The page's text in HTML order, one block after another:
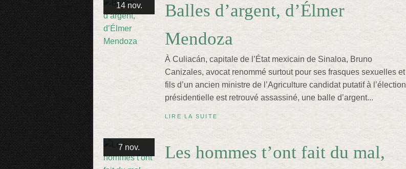
14 nov.
Balles d’argent, d’Élmer
Mendoza
À Culiacán, capitale de l’État mexicain de Sinaloa, Bruno
Canizales, avocat renommé surtout pour ses frasques sexuelles et
fils d’un ancien ministre de l’Agriculture candidat putatif à l’élection
présidentielle est retrouvé assassiné, une balle d’argent...
LIRE LA SUITE
7 nov.
Les hommes t’ont fait du mal,